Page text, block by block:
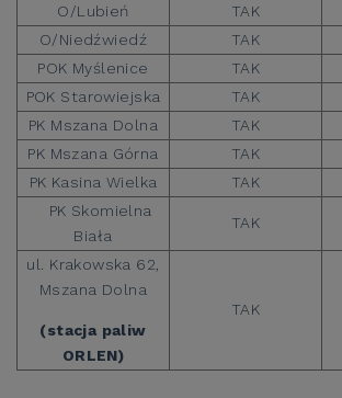
O/Lubień
TAK
O/Niedźwiedź
TAK
POK Myślenice
TAK
POK Starowiejska
TAK
PK Mszana Dolna
TAK
PK Mszana Górna
TAK
PK Kasina Wielka
TAK
PK Skomielna
Biała
TAK
ul. Krakowska 62,
Mszana Dolna
(stacja paliw
ORLEN)
TAK